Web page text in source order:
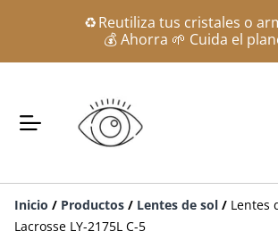
♻️ Reutiliza tus cristales o
💰 Ahorra 🌱 Cuida el
Inicio / Productos / Lentes de sol / Lentes
Lacrosse LY-2175L C-5